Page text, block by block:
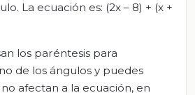
La ecuación es: (2x – 8) + (x +
los paréntesis para
de los ángulos y puedes
afectan a la ecuación, en